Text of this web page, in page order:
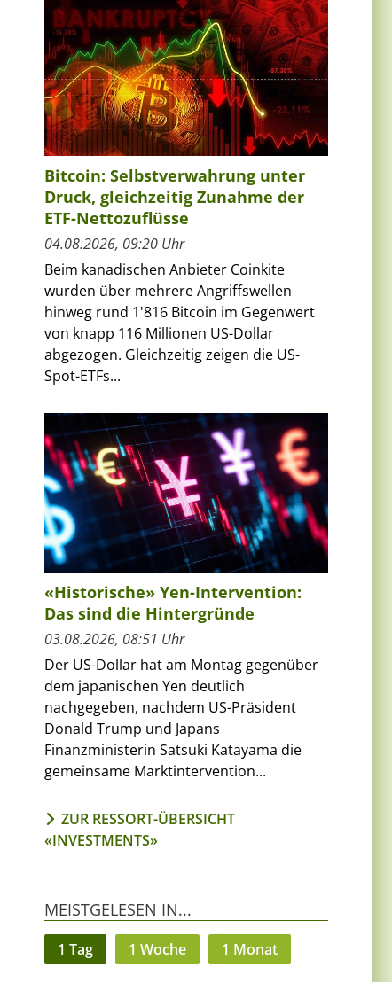
Bitcoin: Selbstverwahrung unter
Druck, gleichzeitig Zunahme der
ETF-Nettozuflüsse
04.08.2026, 09:20 Uhr
Beim kanadischen Anbieter Coinkite
wurden über mehrere Angriffswellen
hinweg rund 1'816 Bitcoin im Gegenwert
von knapp 116 Millionen US-Dollar
abgezogen. Gleichzeitig zeigen die US-
Spot-ETFs...
«Historische» Yen-Intervention:
Das sind die Hintergründe
03.08.2026, 08:51 Uhr
Der US-Dollar hat am Montag gegenüber
dem japanischen Yen deutlich
nachgegeben, nachdem US-Präsident
Donald Trump und Japans
Finanzministerin Satsuki Katayama die
gemeinsame Marktintervention...
ZUR RESSORT-ÜBERSICHT
«INVESTMENTS»
MEISTGELESEN IN...
1 Tag 1 Woche 1 Monat